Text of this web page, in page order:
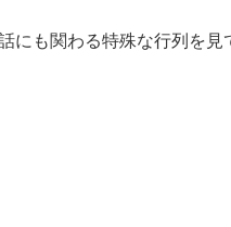
にも関わる特殊な行列を見